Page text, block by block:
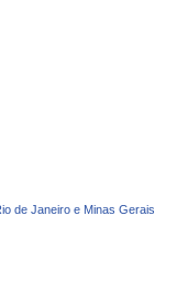
de Janeiro e Minas Gerais